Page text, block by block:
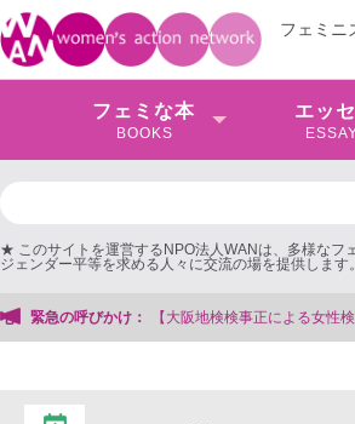
フェミニ
フェミな本
BOOKS
エッ
★ このサイトを運営するNPO法人WANは、多様なフ
ジェンダー平等を求める人々に交流の場を提供します。
緊急の呼びかけ：
【大阪地検検事正による女性検事への性